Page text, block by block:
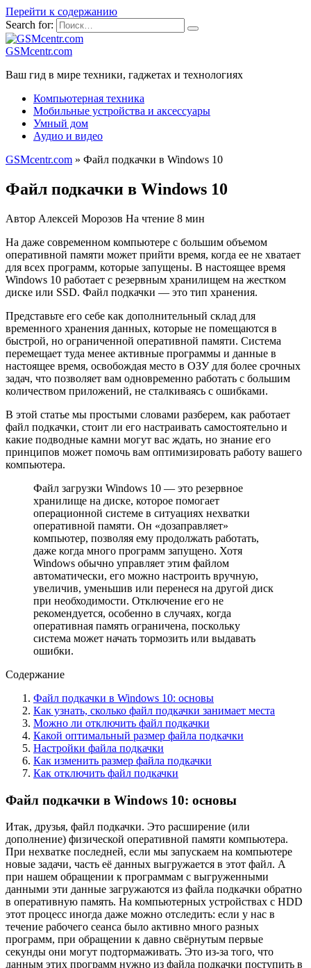
Перейти к содержанию
Search for:
GSMcentr.com
Ваш гид в мире техники, гаджетах и технологиях
Компьютерная техника
Мобильные устройства и аксессуары
Умный дом
Аудио и видео
GSMcentr.com » Файл подкачки в Windows 10
Файл подкачки в Windows 10
Автор Алексей Морозов На чтение 8 мин
На даже современном компьютере с большим объемом
оперативной памяти может прийти время, когда ее не хватает
для всех программ, которые запущены. В настоящее время
Windows 10 работает с резервным хранилищем на жестком
диске или SSD. Файл подкачки — это тип хранения.
Представьте его себе как дополнительный склад для
временного хранения данных, которые не помещаются в
быстрой, но ограниченной оперативной памяти. Система
перемещает туда менее активные программы и данные в
настоящее время, освобождая место в ОЗУ для более срочных
задач, что позволяет вам одновременно работать с большим
количеством приложений, не сталкиваясь с ошибками.
В этой статье мы простыми словами разберем, как работает
файл подкачки, стоит ли его настраивать самостоятельно и
какие подводные камни могут вас ждать, но знание его
принципов может помочь вам оптимизировать работу вашего
компьютера.
Файл загрузки Windows 10 — это резервное
хранилище на диске, которое помогает
операционной системе в ситуациях нехватки
оперативной памяти. Он «дозаправляет»
компьютер, позволяя ему продолжать работать,
даже когда много программ запущено. Хотя
Windows обычно управляет этим файлом
автоматически, его можно настроить вручную,
увеличив, уменьшив или перенеся на другой диск
при необходимости. Отключение его не
рекомендуется, особенно в случаях, когда
оперативная память ограничена, поскольку
система может начать тормозить или выдавать
ошибки.
Содержание
Файл подкачки в Windows 10: основы
Как узнать, сколько файл подкачки занимает места
Можно ли отключить файл подкачки
Какой оптимальный размер файла подкачки
Настройки файла подкачки
Как изменить размер файла подкачки
Как отключить файл подкачки
Файл подкачки в Windows 10: основы
Итак, друзья, файл подкачки. Это расширение (или
дополнение) физической оперативной памяти компьютера.
При нехватке последней, если мы запускаем на компьютере
новые задачи, часть её данных выгружается в этот файл. А
при нашем обращении к программам с выгруженными
данными эти данные загружаются из файла подкачки обратно
в оперативную память. На компьютерных устройствах с HDD
этот процесс иногда даже можно отследить: если у нас в
течение рабочего сеанса было активно много разных
программ, при обращении к давно свёрнутым первые
секунды они могут подтормаживать. Это из-за того, что
данным этих программ нужно из файла подкачки поступить в